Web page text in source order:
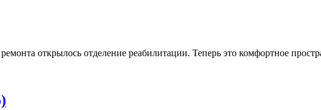
открылось отделение реабилитации. Теперь это комфортное